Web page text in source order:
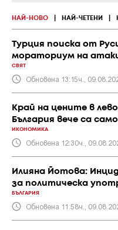
НАЙ-НОВО НАЙ-ЧЕТЕНИ
Турция поиска от
мораториум на
СВЯТ
Обновена 13:15ч.,
Край на цените в
България вече са
ИКОНОМИКА
Обновена 12:30ч.,
Илияна Йотова:
за политическа
БЪЛГАРИЯ
Обновена 11:58ч.,